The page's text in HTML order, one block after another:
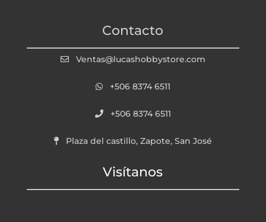
Contacto
Ventas@lucashobbystore.com
+506 8374 6511
+506 8374 6511
Plaza del castillo, Zapote, San José
Visítanos